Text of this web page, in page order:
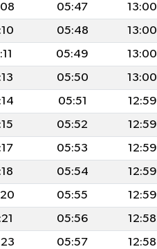
05:47 13:00
05:48 13:00
05:49 13:00
05:50 13:00
05:51 12:59
05:52 12:59
05:53 12:59
05:54 12:59
05:55 12:59
05:56 12:58
05:57 12:58